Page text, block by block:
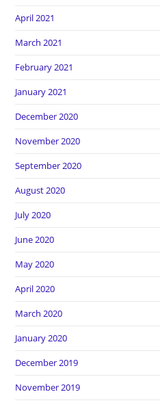
April 2021
March 2021
February 2021
January 2021
December 2020
November 2020
September 2020
August 2020
July 2020
June 2020
May 2020
April 2020
March 2020
January 2020
December 2019
November 2019